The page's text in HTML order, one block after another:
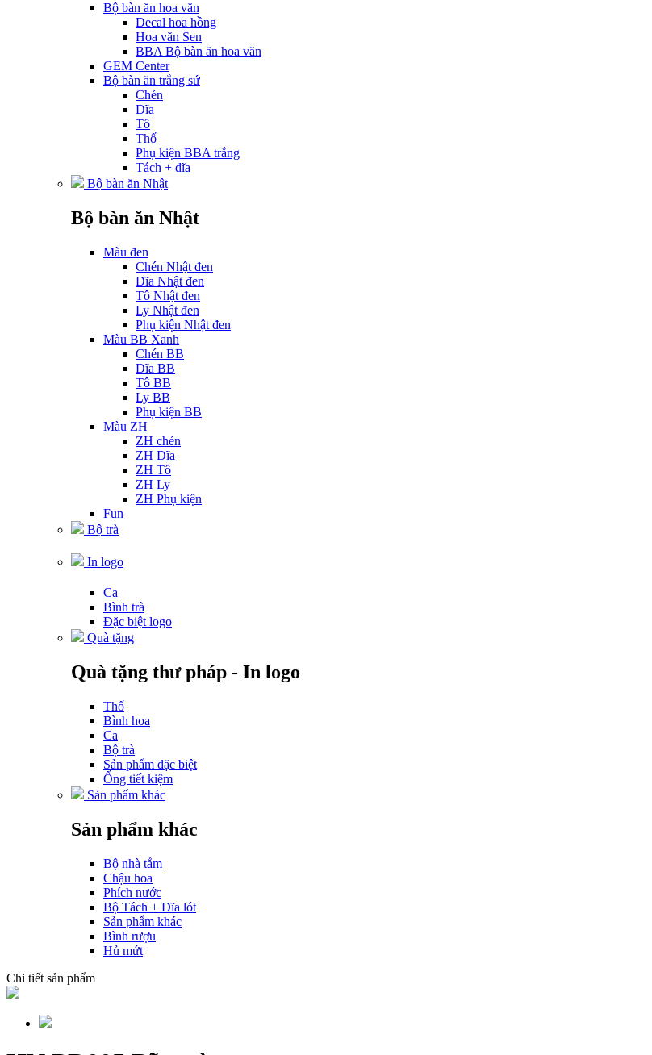
Bộ bàn ăn hoa văn
Decal hoa hồng
Hoa văn Sen
BBA Bộ bàn ăn hoa văn
GEM Center
Bộ bàn ăn trắng sứ
Chén
Dĩa
Tô
Thố
Phụ kiện BBA trắng
Tách + dĩa
Bộ bàn ăn Nhật
Bộ bàn ăn Nhật
Màu đen
Chén Nhật đen
Dĩa Nhật đen
Tô Nhật đen
Ly Nhật đen
Phụ kiện Nhật đen
Màu BB Xanh
Chén BB
Dĩa BB
Tô BB
Ly BB
Phụ kiện BB
Màu ZH
ZH chén
ZH Dĩa
ZH Tô
ZH Ly
ZH Phụ kiện
Fun
Bộ trà
In logo
Ca
Bình trà
Đặc biệt logo
Quà tặng
Quà tặng thư pháp - In logo
Thố
Bình hoa
Ca
Bộ trà
Sản phẩm đặc biệt
Ống tiết kiệm
Sản phẩm khác
Sản phẩm khác
Bộ nhà tắm
Chậu hoa
Phích nước
Bộ Tách + Dĩa lót
Sản phẩm khác
Bình rượu
Hủ mứt
Chi tiết sản phẩm